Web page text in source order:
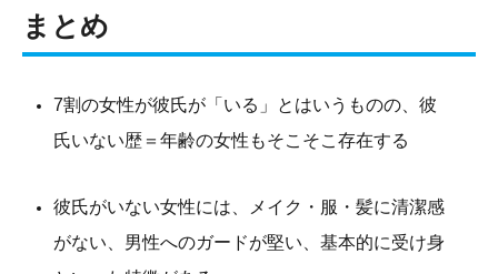
まとめ
7割の女性が彼氏が「いる」とはいうものの、彼
氏いない歴＝年齢の女性もそこそこ存在する
彼氏がいない女性には、メイク・服・髪に清潔感
がない、男性へのガードが堅い、基本的に受け身